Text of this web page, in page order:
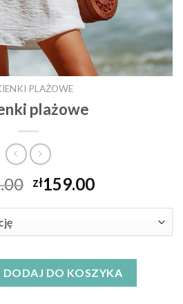
PLAŻOWE
plażowe
zł159.00
DODAJ DO KOSZYKA